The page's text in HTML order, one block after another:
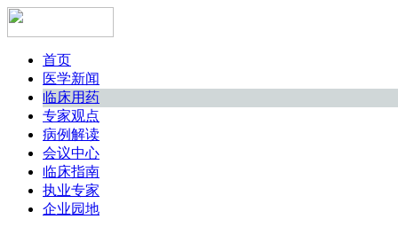
首页
医学新闻
临床用药
专家观点
病例解读
会议中心
临床指南
执业专家
企业园地